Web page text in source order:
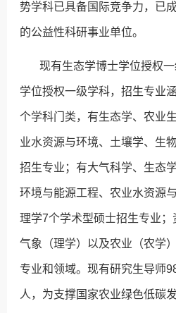
势学科已具备国际竞争力，已
的公益性科研事业单位。
现有生态学博士学位授权一
学位授权一级学科，招生专业
个学科门类，有生态学、农业
业水资源与环境、土壤学、生
招生专业；有大气科学、生态
环境与能源工程、农业水资源
理学7个学术型硕士招生专业；
气象（理学）以及农业（农学
专业和领域。现有研究生导师
人，为支撑国家农业绿色低碳